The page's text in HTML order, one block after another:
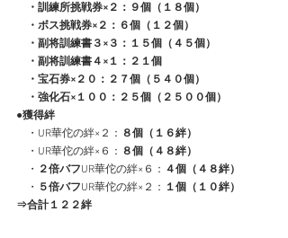
・訓練所挑戦券×２：９個（１８個）
・ボス挑戦券×２：６個（１２個）
・副将訓練書３×３：１５個（４５個）
・副将訓練書４×１：２１個
・宝石券×２０：２７個（５４０個）
・強化石×１００：２５個（２５００個）
●獲得絆
・UR華佗の絆×２： ８個（１６絆）
・UR華佗の絆×６： ８個（４８絆）
・ ２倍バフUR華佗の絆×６： ４個（４８絆）
・ ５倍バフUR華佗の絆×２： １個（１０絆）
⇒合計１２２絆